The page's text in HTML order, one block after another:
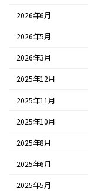
2026年6月
2026年5月
2026年3月
2025年12月
2025年11月
2025年10月
2025年8月
2025年6月
2025年5月